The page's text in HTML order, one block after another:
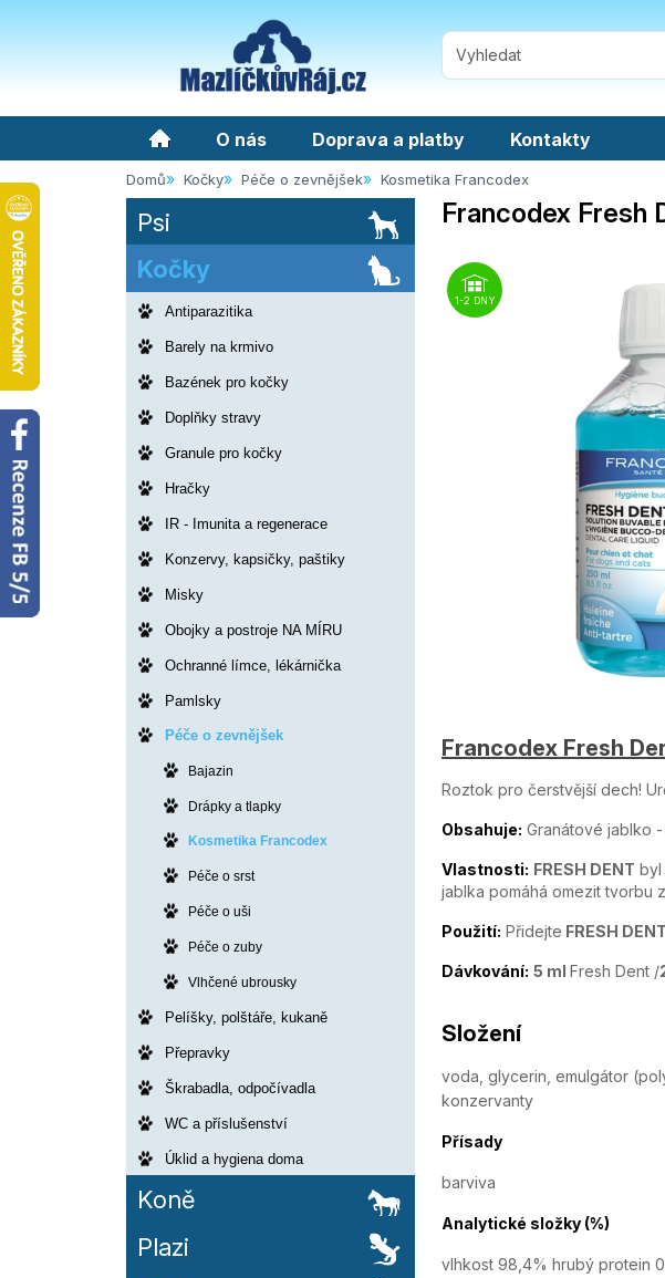
O nás Doprava a platby Kontakty
Domů Kočky Péče o zevnějšek Kosmetika Francodex
Psi
Kočky
Antiparazitika
Barely na krmivo
Bazének pro kočky
Doplňky stravy
Granule pro kočky
Hračky
IR - Imunita a regenerace
Konzervy, kapsičky, paštiky
Misky
Obojky a postroje NA MÍRU
Ochranné límce, lékárnička
Pamlsky
Péče o zevnějšek
Bajazin
Drápky a tlapky
Kosmetika Francodex
Péče o srst
Péče o uši
Péče o zuby
Vlhčené ubrousky
Pelíšky, polštáře, kukaně
Přepravky
Škrabadla, odpočívadla
WC a příslušenství
Úklid a hygiena doma
Koně
Plazi
Francodex Fresh
1-2 DNY
Francodex Fresh
Roztok pro čerstvější dech!
Obsahuje: Granátové jablko
Vlastnosti: FRESH DENT byl
jablka pomáhá omezit tvorbu
Použití: Přidejte FRESH DENT
Dávkování: 5 ml Fresh Dent /
Složení
voda, glycerin, emulgátor
konzervanty
Přísady
barviva
Analytické složky (%)
vlhkost 98,4% hrubý protein